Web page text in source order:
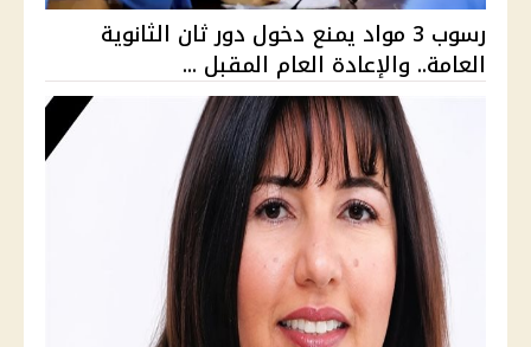
رسوب 3 مواد يمنع دخول دور ثان الثانوية
العامة.. والإعادة العام المقبل ...